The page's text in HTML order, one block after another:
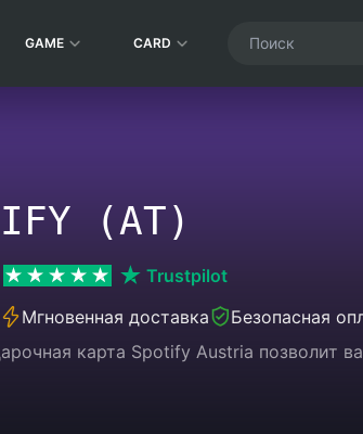
GAME CARD
(AT)
Trustpilot
Мгновенная доставка
Безопасная
карта Spotify Austria позволит